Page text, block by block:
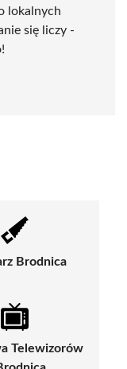
lokalnych
się liczy -
Brodnica
Telewizorów